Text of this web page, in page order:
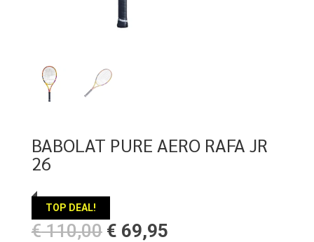
BABOLAT PURE AERO RAFA JR
26
TOP DEAL!
€110,00 Oorspronkelijke
€ 69,95Huidige